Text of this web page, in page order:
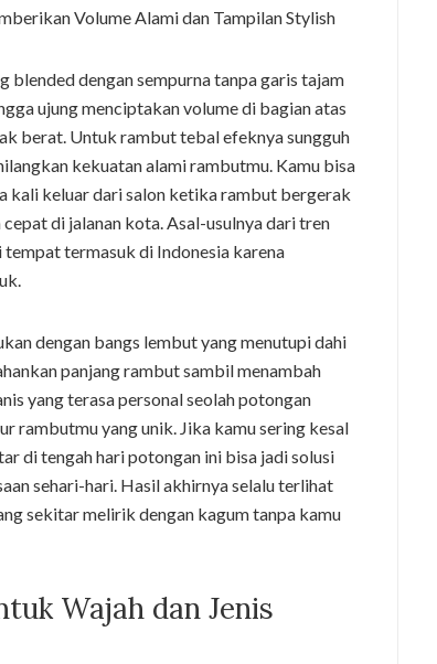
blended dengan sempurna tanpa garis tajam
ujung menciptakan volume di bagian atas
berat. Untuk rambut tebal efeknya sungguh
kekuatan alami rambutmu. Kamu bisa
kali keluar dari salon ketika rambut bergerak
di jalanan kota. Asal-usulnya dari tren
termasuk di Indonesia karena
dengan bangs lembut yang menutupi dahi
panjang rambut sambil menambah
yang terasa personal seolah potongan
rambutmu yang unik. Jika kamu sering kesal
di tengah hari potongan ini bisa jadi solusi
sehari-hari. Hasil akhirnya selalu terlihat
sekitar melirik dengan kagum tanpa kamu
Wajah dan Jenis